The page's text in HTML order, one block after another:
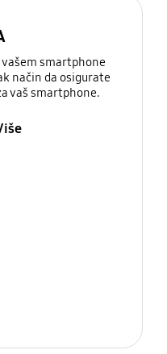
smartphone
način da osigurate
vaš smartphone.